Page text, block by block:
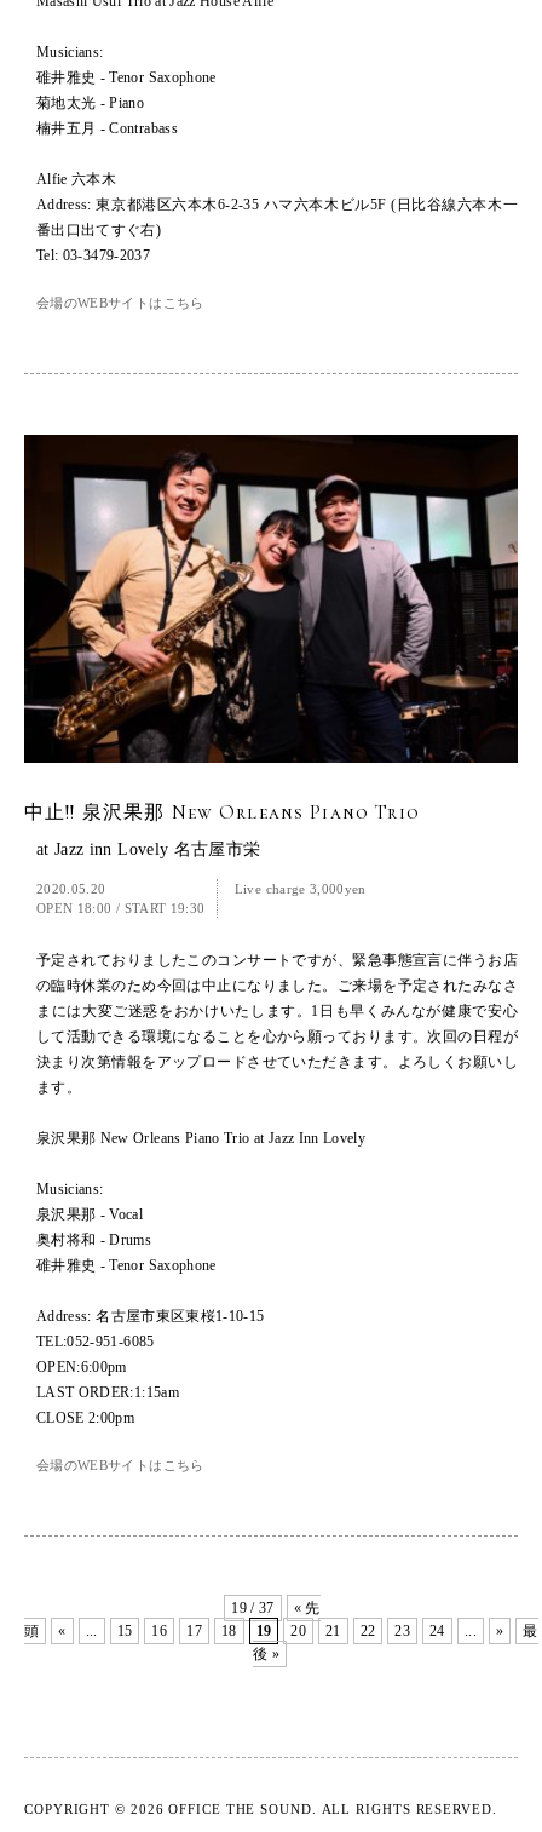
Musicians:
碓井雅史 - Tenor Saxophone
菊地太光 - Piano
楠井五月 - Contrabass
Alfie 六本木
Address: 東京都港区六本木6-2-35 ハマ六本木ビル5F (日比谷線六本木一
番出口出てすぐ右)
Tel: 03-3479-2037
会場のWEBサイトはこちら
中止!! 泉沢果那 New Orleans Piano Trio
at Jazz inn Lovely 名古屋市栄
2020.05.20
OPEN 18:00 / START 19:30
Live charge 3,000yen
予定されておりましたこのコンサートですが、緊急事態宣言に伴うお店
の臨時休業のため今回は中止になりました。ご来場を予定されたみなさ
まには大変ご迷惑をおかけいたします。1日も早くみんなが健康で安心
して活動できる環境になることを心から願っております。次回の日程が
決まり次第情報をアップロードさせていただきます。よろしくお願いし
ます。
泉沢果那 New Orleans Piano Trio at Jazz Inn Lovely
Musicians:
泉沢果那 - Vocal
奥村将和 - Drums
碓井雅史 - Tenor Saxophone
Address: 名古屋市東区東桜1-10-15
TEL:052-951-6085
OPEN:6:00pm
LAST ORDER:1:15am
CLOSE 2:00pm
会場のWEBサイトはこちら
19 / 37
« 先
頭
« ... 15 16 17 18 19 20 21 22 23 24 ... »
最
後 »
COPYRIGHT © 2026 OFFICE THE SOUND. ALL RIGHTS RESERVED.